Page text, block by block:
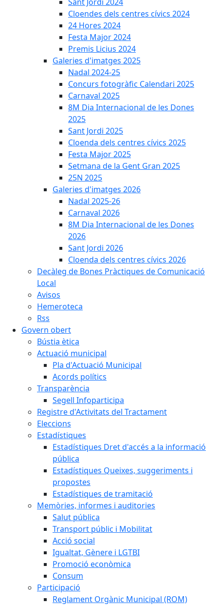
Cloendes dels centres cívics 2024
24 Hores 2024
Festa Major 2024
Premis Licius 2024
Galeries d'imatges 2025
Nadal 2024-25
Concurs fotogràfic Calendari 2025
Carnaval 2025
8M Dia Internacional de les Dones
2025
Sant Jordi 2025
Cloenda dels centres cívics 2025
Festa Major 2025
Setmana de la Gent Gran 2025
25N 2025
Galeries d'imatges 2026
Nadal 2025-26
Carnaval 2026
8M Dia Internacional de les Dones
2026
Sant Jordi 2026
Cloenda dels centres cívics 2026
Decàleg de Bones Pràctiques de Comunicació
Local
Avisos
Hemeroteca
Rss
Govern obert
Bústia ètica
Actuació municipal
Pla d'Actuació Municipal
Acords polítics
Transparència
Segell Infoparticipa
Registre d'Activitats del Tractament
Eleccions
Estadístiques
Estadístiques Dret d'accés a la informació
pública
Estadístiques Queixes, suggeriments i
propostes
Estadístiques de tramitació
Memòries, informes i auditories
Salut pública
Transport públic i Mobilitat
Acció social
Igualtat, Gènere i LGTBI
Promoció econòmica
Consum
Participació
Reglament Orgànic Municipal (ROM)